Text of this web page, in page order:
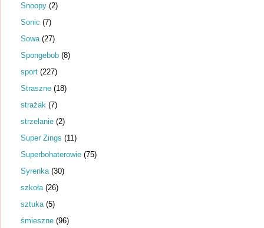
Snoopy (2)
Sonic (7)
Sowa (27)
Spongebob (8)
sport (227)
Straszne (18)
strażak (7)
strzelanie (2)
Super Zings (11)
Superbohaterowie (75)
Syrenka (30)
szkoła (26)
sztuka (5)
śmieszne (96)